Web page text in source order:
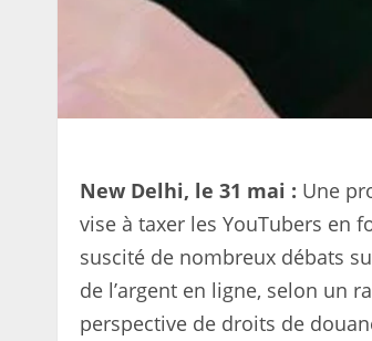
New Delhi, le 31 mai : Une
vise à taxer les YouTubers en
suscité de nombreux débats
de l’argent en ligne, selon un
perspective de droits de